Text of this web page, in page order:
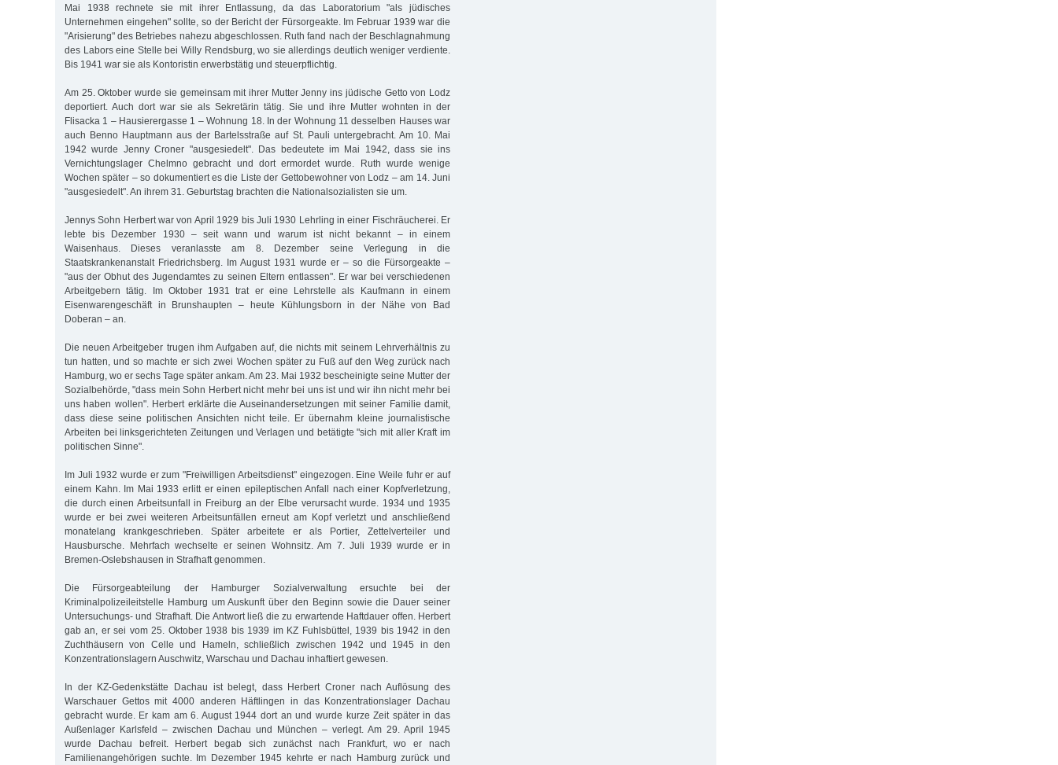
Mai 1938 rechnete sie mit ihrer Entlassung, da das Laboratorium "als jüdisches
Unternehmen eingehen" sollte, so der Bericht der Fürsorgeakte. Im Februar 1939 war die
"Arisierung" des Betriebes nahezu abgeschlossen. Ruth fand nach der Beschlagnahmung
des Labors eine Stelle bei Willy Rendsburg, wo sie allerdings deutlich weniger verdiente.
Bis 1941 war sie als Kontoristin erwerbstätig und steuerpflichtig.
Am 25. Oktober wurde sie gemeinsam mit ihrer Mutter Jenny ins jüdische Getto von Lodz
deportiert. Auch dort war sie als Sekretärin tätig. Sie und ihre Mutter wohnten in der
Flisacka 1 – Hausierergasse 1 – Wohnung 18. In der Wohnung 11 desselben Hauses war
auch Benno Hauptmann aus der Bartelsstraße auf St. Pauli untergebracht. Am 10. Mai
1942 wurde Jenny Croner "ausgesiedelt". Das bedeutete im Mai 1942, dass sie ins
Vernichtungslager Chelmno gebracht und dort ermordet wurde. Ruth wurde wenige
Wochen später – so dokumentiert es die Liste der Gettobewohner von Lodz – am 14. Juni
"ausgesiedelt". An ihrem 31. Geburtstag brachten die Nationalsozialisten sie um.
Jennys Sohn Herbert war von April 1929 bis Juli 1930 Lehrling in einer Fischräucherei. Er
lebte bis Dezember 1930 – seit wann und warum ist nicht bekannt – in einem
Waisenhaus. Dieses veranlasste am 8. Dezember seine Verlegung in die
Staatskrankenanstalt Friedrichsberg. Im August 1931 wurde er – so die Fürsorgeakte –
"aus der Obhut des Jugendamtes zu seinen Eltern entlassen". Er war bei verschiedenen
Arbeitgebern tätig. Im Oktober 1931 trat er eine Lehrstelle als Kaufmann in einem
Eisenwarengeschäft in Brunshaupten – heute Kühlungsborn in der Nähe von Bad
Doberan – an.
Die neuen Arbeitgeber trugen ihm Aufgaben auf, die nichts mit seinem Lehrverhältnis zu
tun hatten, und so machte er sich zwei Wochen später zu Fuß auf den Weg zurück nach
Hamburg, wo er sechs Tage später ankam. Am 23. Mai 1932 bescheinigte seine Mutter der
Sozialbehörde, "dass mein Sohn Herbert nicht mehr bei uns ist und wir ihn nicht mehr bei
uns haben wollen". Herbert erklärte die Auseinandersetzungen mit seiner Familie damit,
dass diese seine politischen Ansichten nicht teile. Er übernahm kleine journalistische
Arbeiten bei linksgerichteten Zeitungen und Verlagen und betätigte "sich mit aller Kraft im
politischen Sinne".
Im Juli 1932 wurde er zum "Freiwilligen Arbeitsdienst" eingezogen. Eine Weile fuhr er auf
einem Kahn. Im Mai 1933 erlitt er einen epileptischen Anfall nach einer Kopfverletzung,
die durch einen Arbeitsunfall in Freiburg an der Elbe verursacht wurde. 1934 und 1935
wurde er bei zwei weiteren Arbeitsunfällen erneut am Kopf verletzt und anschließend
monatelang krankgeschrieben. Später arbeitete er als Portier, Zettelverteiler und
Hausbursche. Mehrfach wechselte er seinen Wohnsitz. Am 7. Juli 1939 wurde er in
Bremen-Oslebshausen in Strafhaft genommen.
Die Fürsorgeabteilung der Hamburger Sozialverwaltung ersuchte bei der
Kriminalpolizeileitstelle Hamburg um Auskunft über den Beginn sowie die Dauer seiner
Untersuchungs- und Strafhaft. Die Antwort ließ die zu erwartende Haftdauer offen. Herbert
gab an, er sei vom 25. Oktober 1938 bis 1939 im KZ Fuhlsbüttel, 1939 bis 1942 in den
Zuchthäusern von Celle und Hameln, schließlich zwischen 1942 und 1945 in den
Konzentrationslagern Auschwitz, Warschau und Dachau inhaftiert gewesen.
In der KZ-Gedenkstätte Dachau ist belegt, dass Herbert Croner nach Auflösung des
Warschauer Gettos mit 4000 anderen Häftlingen in das Konzentrationslager Dachau
gebracht wurde. Er kam am 6. August 1944 dort an und wurde kurze Zeit später in das
Außenlager Karlsfeld – zwischen Dachau und München – verlegt. Am 29. April 1945
wurde Dachau befreit. Herbert begab sich zunächst nach Frankfurt, wo er nach
Familienangehörigen suchte. Im Dezember 1945 kehrte er nach Hamburg zurück und